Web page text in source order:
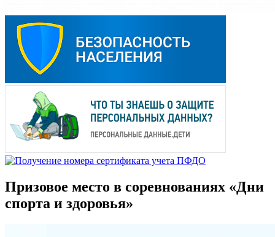
Призовое место в соревнованиях «Дни
спорта и здоровья»